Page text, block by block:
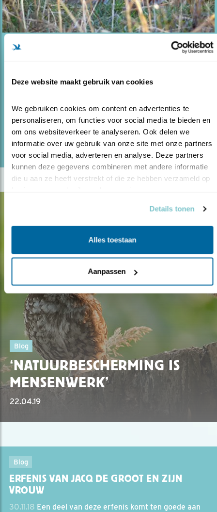
Deze website maakt gebruik van cookies
We gebruiken cookies om content en advertenties te
personaliseren, om functies voor social media te bieden en
om ons websiteverkeer te analyseren. Ook delen we
informatie over uw gebruik van onze site met onze partners
voor social media, adverteren en analyse. Deze partners
kunnen deze gegevens combineren met andere informatie
die u aan ze heeft verstrekt of die ze hebben verzameld op
Details tonen
Alles toestaan
Aanpassen
Blog
NAVOLGIN..
PARTRIDGE.
lees meer
Blog
‘NATUURBESCHERMING IS
MENSENWERK’
22.04.19
Blog
ERFENIS VAN JACQ DE GROOT EN ZIJN
VROUW
30.11.18 Een deel van deze erfenis komt ten goede aan